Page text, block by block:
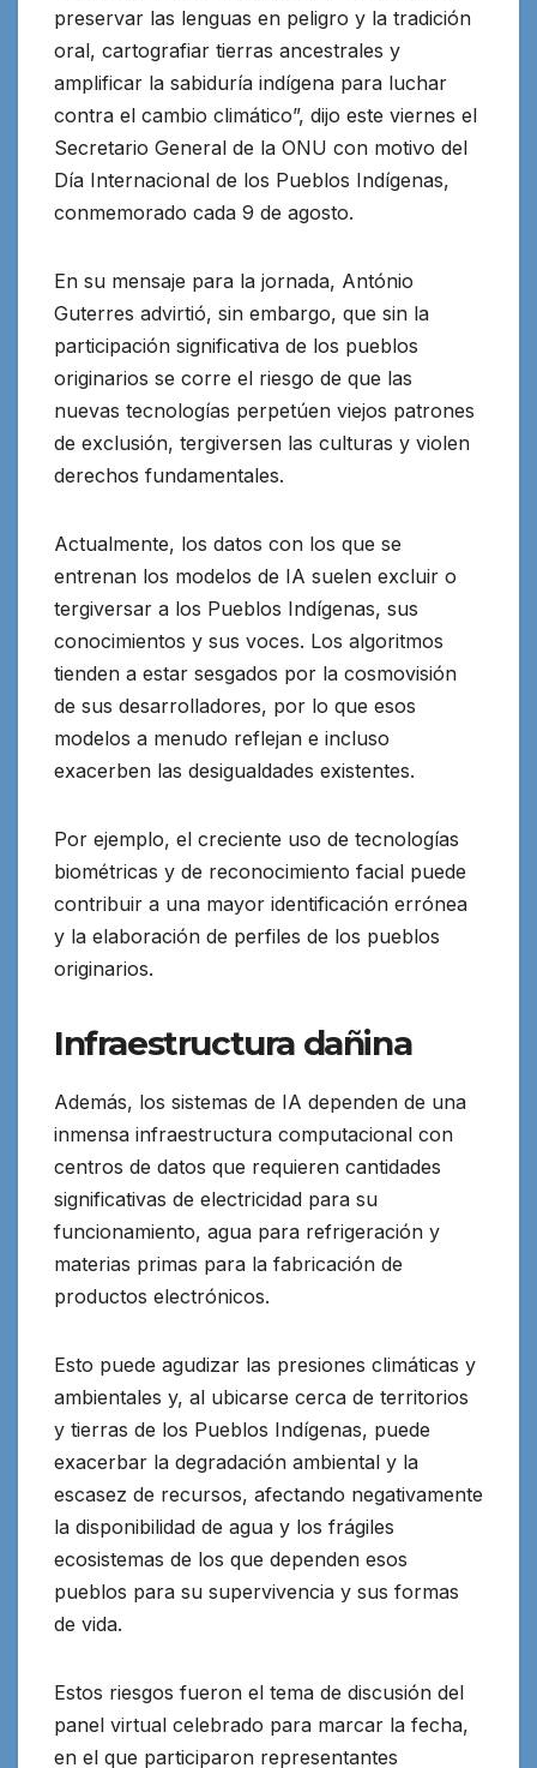
preservar las lenguas en peligro y la tradición
oral, cartografiar tierras ancestrales y
amplificar la sabiduría indígena para luchar
contra el cambio climático”, dijo este viernes el
Secretario General de la ONU con motivo del
Día Internacional de los Pueblos Indígenas,
conmemorado cada 9 de agosto.
En su mensaje para la jornada, António
Guterres advirtió, sin embargo, que sin la
participación significativa de los pueblos
originarios se corre el riesgo de que las
nuevas tecnologías perpetúen viejos patrones
de exclusión, tergiversen las culturas y violen
derechos fundamentales.
Actualmente, los datos con los que se
entrenan los modelos de IA suelen excluir o
tergiversar a los Pueblos Indígenas, sus
conocimientos y sus voces. Los algoritmos
tienden a estar sesgados por la cosmovisión
de sus desarrolladores, por lo que esos
modelos a menudo reflejan e incluso
exacerben las desigualdades existentes.
Por ejemplo, el creciente uso de tecnologías
biométricas y de reconocimiento facial puede
contribuir a una mayor identificación errónea
y la elaboración de perfiles de los pueblos
originarios.
Infraestructura dañina
Además, los sistemas de IA dependen de una
inmensa infraestructura computacional con
centros de datos que requieren cantidades
significativas de electricidad para su
funcionamiento, agua para refrigeración y
materias primas para la fabricación de
productos electrónicos.
Esto puede agudizar las presiones climáticas y
ambientales y, al ubicarse cerca de territorios
y tierras de los Pueblos Indígenas, puede
exacerbar la degradación ambiental y la
escasez de recursos, afectando negativamente
la disponibilidad de agua y los frágiles
ecosistemas de los que dependen esos
pueblos para su supervivencia y sus formas
de vida.
Estos riesgos fueron el tema de discusión del
panel virtual celebrado para marcar la fecha,
en el que participaron representantes